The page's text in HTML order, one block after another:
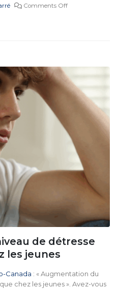
Comments Off
de détresse
les jeunes
Canada : « Augmentation du
chez les jeunes ». Avez-vous